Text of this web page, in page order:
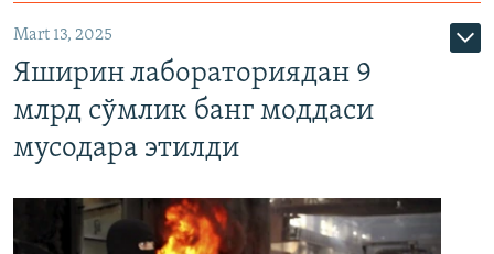
Mart 13, 2025
Яширин лабораториядан 9
млрд сўмлик банг моддаси
мусодара этилди